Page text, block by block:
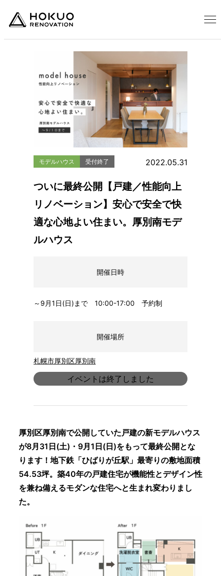
モデルハウス 受付終了 2022.05.31
ついに最終公開【戸建／性能向上
リノベーション】安心で安全で快
適な心地よい住まい。厚別南モデ
ルハウス
開催日時
～9月1日(日)まで 10:00-17:00 予約制
開催場所
札幌市厚別区厚別南
イベントは終了しました
厚別区厚別南で公開していた戸建の新モデルハウス
が8月31日(土)・9月1日(日)をもって最終公開とな
ります！地下鉄「ひばりが丘駅」最寄りの敷地面積
54.53坪。築40年の戸建住宅が機能性とデザイン性
を兼ね備えるモダンな住宅へと生まれ変わりまし
た。